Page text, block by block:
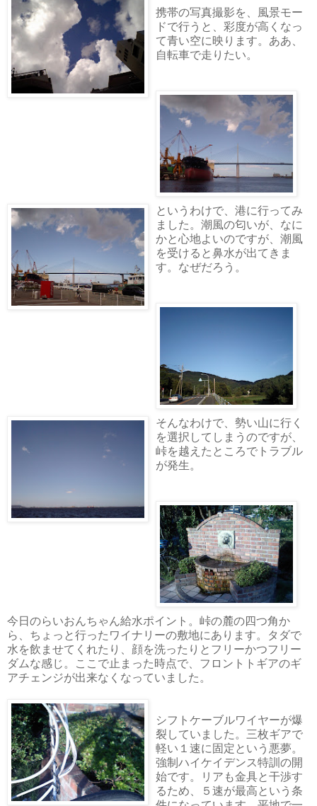
携帯の写真撮影を、風景モー
ドで行うと、彩度が高くなっ
て青い空に映ります。ああ、
自転車で走りたい。
というわけで、港に行ってみ
ました。潮風の匂いが、なに
かと心地よいのですが、潮風
を受けると鼻水が出てきま
す。なぜだろう。
そんなわけで、勢い山に行く
を選択してしまうのですが、
峠を越えたところでトラブル
が発生。
今日のらいおんちゃん給水ポイント。峠の麓の四つ角か
ら、ちょっと行ったワイナリーの敷地にあります。タダで
水を飲ませてくれたり、顔を洗ったりとフリーかつフリー
ダムな感じ。ここで止まった時点で、フロントトギアのギ
アチェンジが出来なくなっていました。
シフトケーブルワイヤーが爆
裂していました。三枚ギアで
軽い１速に固定という悪夢。
強制ハイケイデンス特訓の開
始です。リアも金具と干渉す
るため、５速が最高という条